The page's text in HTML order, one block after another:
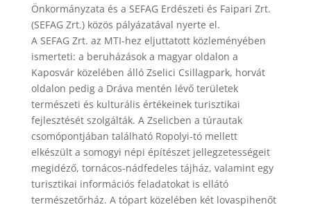
Önkormányzata és a SEFAG Erdészeti és Faipari Zrt.
(SEFAG Zrt.) közös pályázatával nyerte el.
A SEFAG Zrt. az MTI-hez eljuttatott közleményében
ismerteti: a beruházások a magyar oldalon a
Kaposvár közelében álló Zselici Csillagpark, horvát
oldalon pedig a Dráva mentén lévő területek
természeti és kulturális értékeinek turisztikai
fejlesztését szolgálták. A Zselicben a túrautak
csomópontjában található Ropolyi-tó mellett
elkészült a somogyi népi építészet jellegzetességeit
megidéző, tornácos-nádfedeles tájház, valamint egy
turisztikai információs feladatokat is ellátó
természetőrház. A tópart közelében két lovaspihenőt